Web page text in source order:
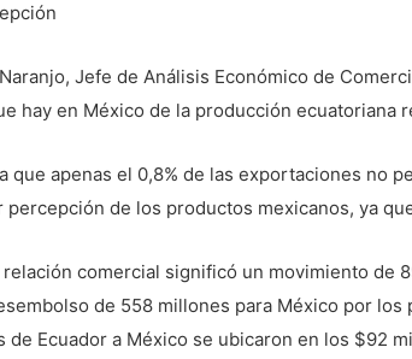
Jefe de Análisis Económico de
hay en México de la producción ecuatoriana
que apenas el 0,8% de las exportaciones no
percepción de los productos mexicanos, ya
relación comercial significó un movimiento de
de 558 millones para México por
de Ecuador a México se ubicaron en los $92